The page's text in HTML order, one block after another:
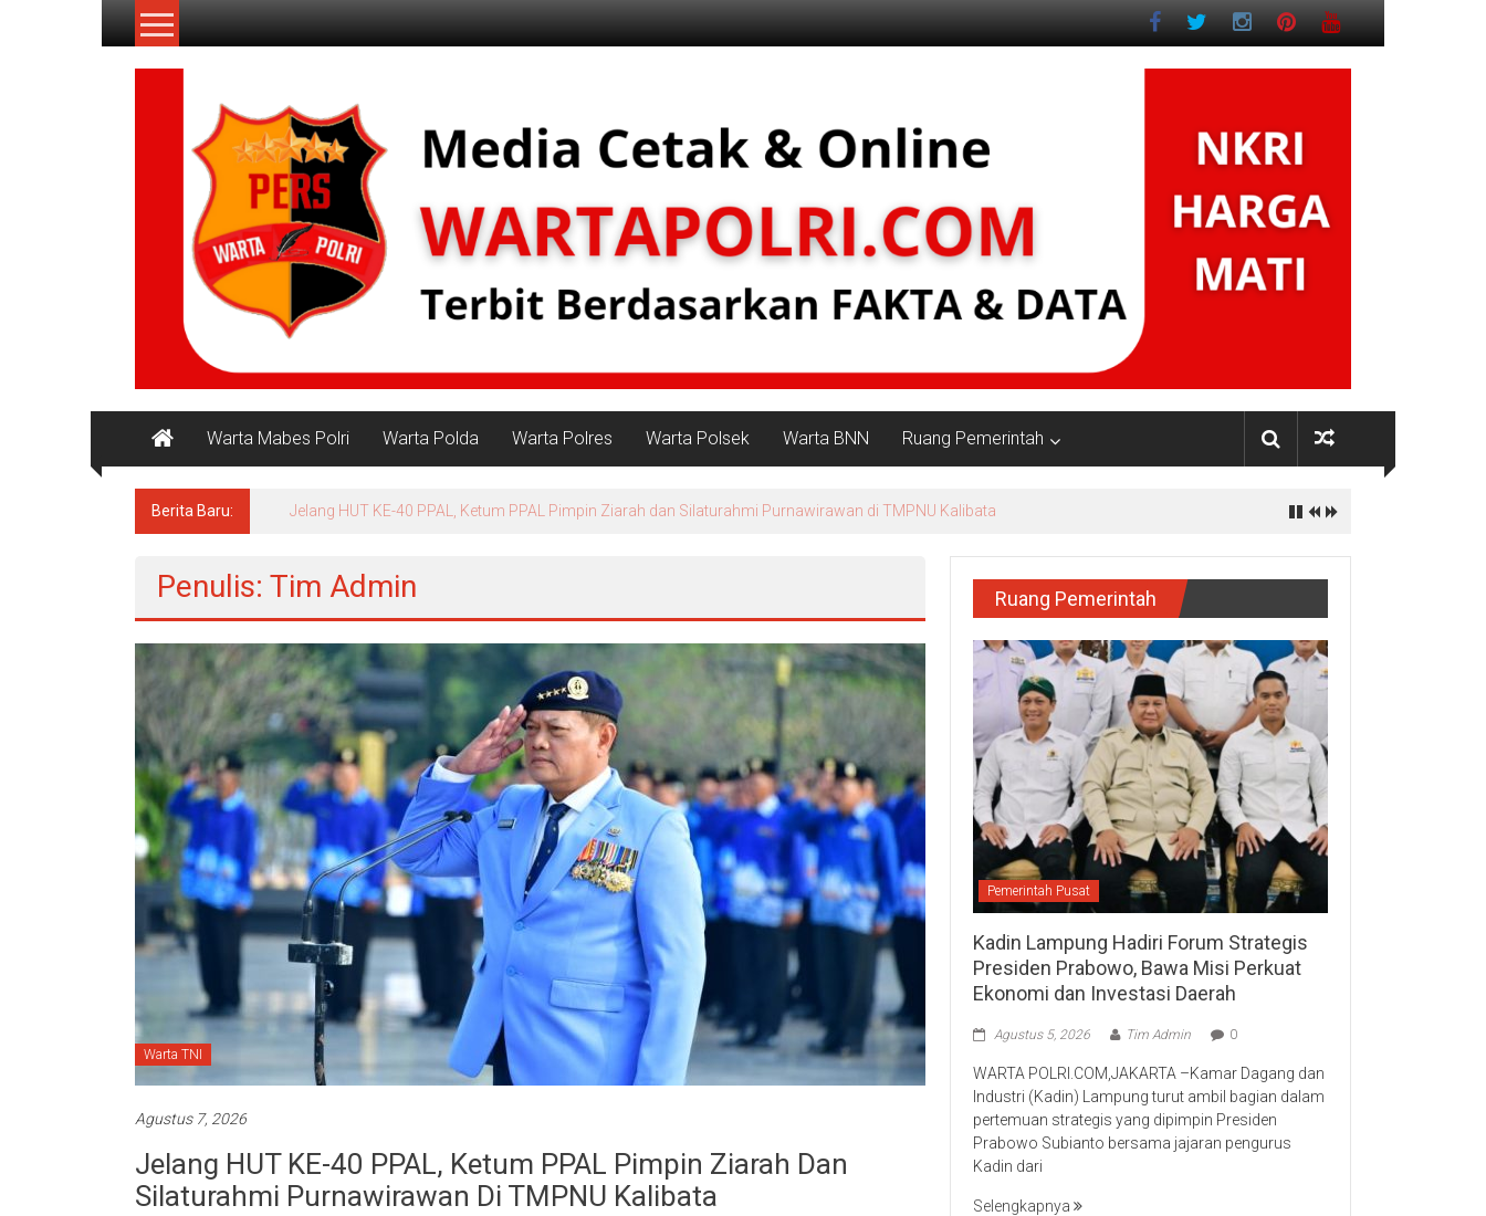
Lompat
Jurnalisme
Warta Mabes Polri Warta Polda Warta Polres Warta Polsek Warta BNN Ruang Pemerintah
Berita Baru: Menko Polkam: Pemerintah Solid dan bersinergi Menjaga Stabilitas Keamanan Nasional
Penulis: Tim Admin
Warta TNI
Agustus 7, 2026
Jelang HUT KE-40 PPAL, Ketum PPAL Pimpin Ziarah Dan
Silaturahmi Purnawirawan Di TMPNU Kalibata
Ruang Pemerintah
Pemerintah Pusat
Kadin Lampung Hadiri Forum Strategis
Presiden Prabowo, Bawa Misi Perkuat
Ekonomi dan Investasi Daerah
Agustus 5, 2026 Tim Admin 0
WARTA POLRI.COM,JAKARTA –Kamar Dagang dan
Industri (Kadin) Lampung turut ambil bagian dalam
pertemuan strategis yang dipimpin Presiden
Prabowo Subianto bersama jajaran pengurus
Kadin dari
Selengkapnya